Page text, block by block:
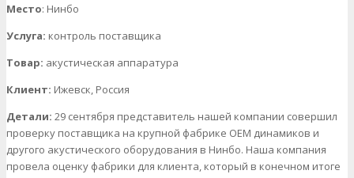
Место: Нинбо
Услуга: контроль поставщика
Товар: акустическая аппаратура
Клиент: Ижевск, Россия
Детали: 29 сентября представитель нашей компании совершил
проверку поставщика на крупной фабрике OEM динамиков и
другого акустического оборудования в Нинбо. Наша компания
провела оценку фабрики для клиента, который в конечном итоге